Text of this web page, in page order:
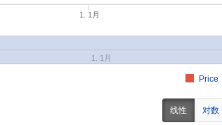
Price
1. 1月
1. 1月
线性 对数